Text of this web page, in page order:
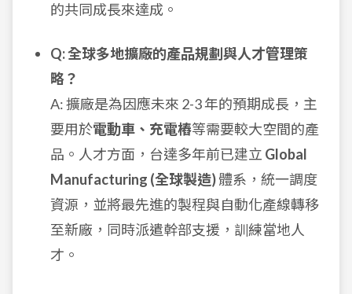
的共同成長來達成。
Q: 全球多地擴廠的產品規劃與人才管理策
略？
A: 擴廠是為因應未來 2-3 年的預期成長，主
要用於電動車、充電樁等需要較大空間的產
品。人才方面，台達多年前已建立 Global
Manufacturing (全球製造)體系，統一調度
資源，並將最先進的製程與自動化產線轉移
至新廠，同時派遣幹部支援，訓練當地人
才。